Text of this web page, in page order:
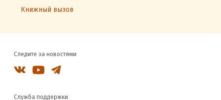
Книжный вызов
Следите за новостями
Служба поддержки